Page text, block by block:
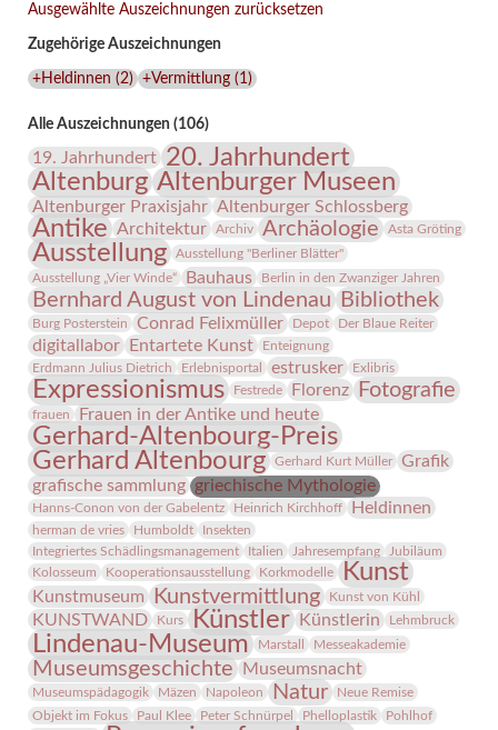
Ausgewählte Auszeichnungen zurücksetzen
Zugehörige Auszeichnungen
+Heldinnen (2) +Vermittlung(1 )
Alle Auszeichnungen (106)
19. Jahrhundert 20. Jahrhundert
Altenburg Altenburger Museen
Altenburger Praxisjahr Altenburger Schlossberg
Antike Architektur Archiv Archäologie Asta Gröting
Ausstellung
Ausstellung "Berliner Blätter"
Ausstellung „Vier Winde“
Bauhaus Berlin in den Zwanziger Jahren
Bernhard August von Lindenau Bibliothek
Burg Posterstein Conrad Felixmüller Depot Der Blaue Reiter
digitallabor Entartete Kunst
Enteignung
Erdmann Julius Dietrich
Erlebnisportal estrusker Exlibris
Expressionismus Festrede Florenz Fotografie
frauen Frauen in der Antike und heute
Gerhard-Altenbourg-Preis
Gerhard Altenbourg
Gerhard Kurt Müller
Grafik
grafische sammlung griechische Mythologie
Hanns-Conon von der Gabelentz Heinrich Kirchhoff Heldinnen
herman de vries Humboldt
Insekten
Integriertes Schädlingsmanagement
Italien Jahresempfang
Jubiläum
Kolosseum
Kooperationsausstellung Korkmodelle Kunst
Kunstmuseum Kunstvermittlung Kunst von Kühl
KUNSTWAND Kurs Künstler Künstlerin Lehmbruck
Lindenau-Museum Marstall Messeakademie
Museumsgeschichte Museumsnacht
Museumspädagogik Mäzen Napoleon Natur
Neue Remise
Objekt im Fokus
Paul Klee Peter Schnürpel Phelloplastik
Pohlhof